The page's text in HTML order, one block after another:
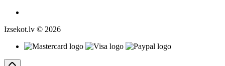
Izsekot.lv © 2026